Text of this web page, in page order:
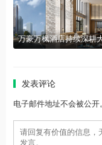
万豪万枫酒店持续深耕
发表评论
电子邮件地址不会被公